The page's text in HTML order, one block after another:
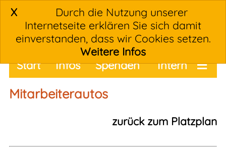
X
Durch die Nutzung unserer
Internetseite erklären Sie sich damit
einverstanden, dass wir Cookies setzen.
Weitere Infos
Intern
Start Infos
Spenden
Termine
Mitarbeiterautos
zurück zum Platzplan